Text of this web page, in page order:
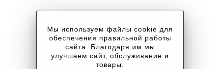
Боди с круглым вырезом
BLACK
2990 руб4190 руб
Мы используем файлы cookie для
обеспечения правильной работы
сайта. Благодаря им мы
улучшаем сайт, обслуживание и
товары.